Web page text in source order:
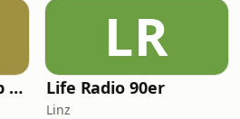
Life Radio Non Stop Music
LR
Life Radio 90er
Linz